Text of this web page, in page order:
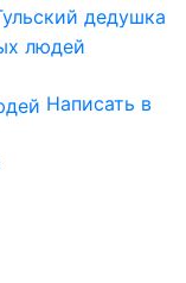
Написать в